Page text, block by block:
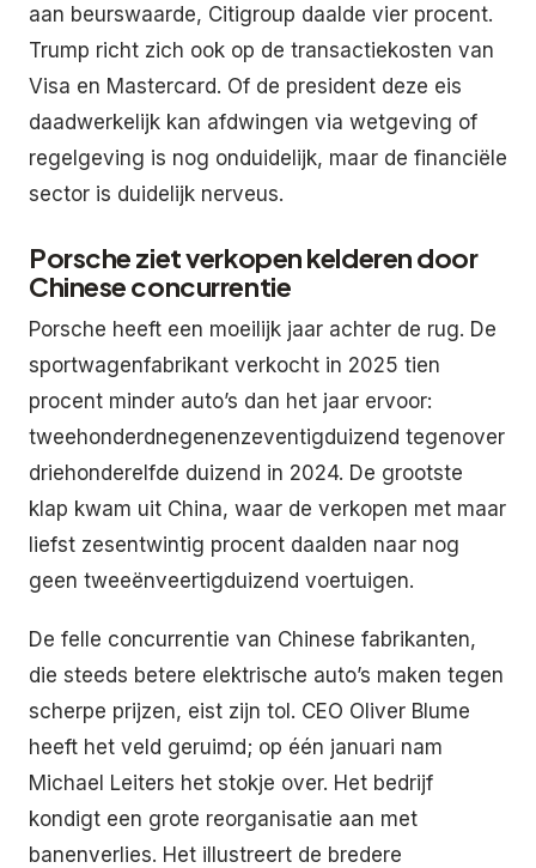
aan beurswaarde, Citigroup daalde vier procent.
Trump richt zich ook op de transactiekosten van
Visa en Mastercard. Of de president deze eis
daadwerkelijk kan afdwingen via wetgeving of
regelgeving is nog onduidelijk, maar de financiële
sector is duidelijk nerveus.
Porsche ziet verkopen kelderen door
Chinese concurrentie
Porsche heeft een moeilijk jaar achter de rug. De
sportwagenfabrikant verkocht in 2025 tien
procent minder auto’s dan het jaar ervoor:
tweehonderdnegenenzeventigduizend tegenover
driehonderelfde duizend in 2024. De grootste
klap kwam uit China, waar de verkopen met maar
liefst zesentwintig procent daalden naar nog
geen tweeënveertigduizend voertuigen.
De felle concurrentie van Chinese fabrikanten,
die steeds betere elektrische auto’s maken tegen
scherpe prijzen, eist zijn tol. CEO Oliver Blume
heeft het veld geruimd; op één januari nam
Michael Leiters het stokje over. Het bedrijf
kondigt een grote reorganisatie aan met
banenverlies. Het illustreert de bredere